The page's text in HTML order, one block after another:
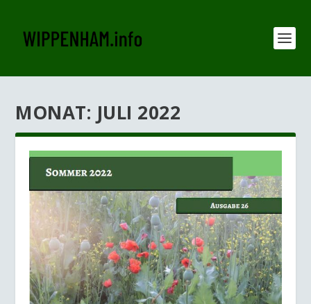
MONAT: JULI 2022